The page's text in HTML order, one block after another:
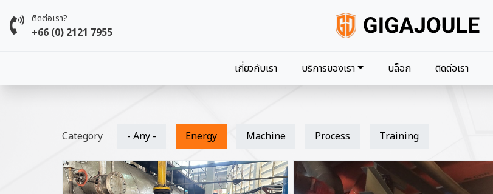
ติดต่อเรา?
+66 (0) 2121 7955
Main navigation
เกี่ยวกับเรา บริการของเรา บล็อก ติดต่อเรา
Category - Any - Energy Machine Process Training